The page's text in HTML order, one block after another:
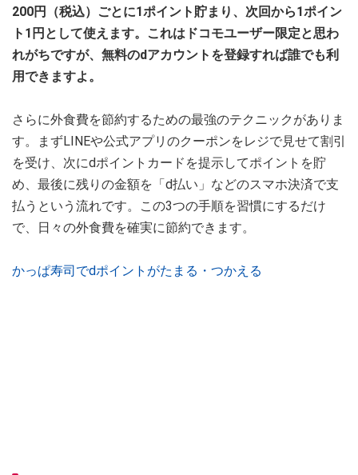
200円（税込）ごとに1ポイント貯まり、次回から1ポイン
ト1円として使えます。これはドコモユーザー限定と思わ
れがちですが、無料のdアカウントを登録すれば誰でも利
用できますよ。
さらに外食費を節約するための最強のテクニックがありま
す。まずLINEや公式アプリのクーポンをレジで見せて割引
を受け、次にdポイントカードを提示してポイントを貯
め、最後に残りの金額を「d払い」などのスマホ決済で支
払うという流れです。この3つの手順を習慣にするだけ
で、日々の外食費を確実に節約できます。
かっぱ寿司でdポイントがたまる・つかえる